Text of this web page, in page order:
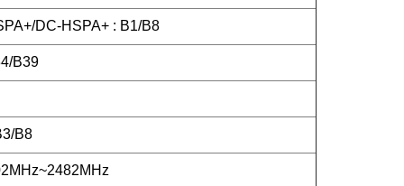
DC-HSPA+ : B1/B8
B39
B8